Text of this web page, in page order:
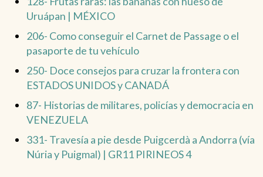
Uruápan | MÉXICO
206- Como conseguir el Carnet de Passage o el
pasaporte de tu vehículo
250- Doce consejos para cruzar la frontera con
ESTADOS UNIDOS y CANADÁ
87- Historias de militares, policías y democracia en
VENEZUELA
331- Travesía a pie desde Puigcerdà a Andorra (vía
Núria y Puigmal) | GR11 PIRINEOS 4